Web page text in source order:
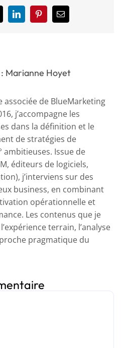
LinkedInPinterestEmail
Marianne Hoyet
associée de BlueMarketing
j’accompagne les
dans la définition et le
de stratégies de
ambitieuses. Issue de
éditeurs de logiciels,
j’interviens sur des
business, en combinant
opérationnelle et
Les contenus que je
terrain, l’analyse
pragmatique du